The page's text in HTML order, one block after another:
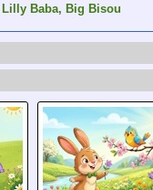
Lilly Baba, Big Bisou